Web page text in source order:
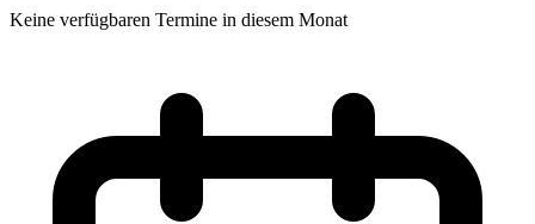
Keine verfügbaren Termine in diesem Monat